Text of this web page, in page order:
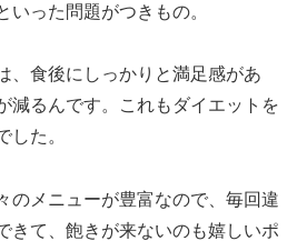
いった問題がつきもの。
、食後にしっかりと満足感があ
減るんです。これもダイエットを
した。
のメニューが豊富なので、毎回違
きて、飽きが来ないのも嬉しいポ